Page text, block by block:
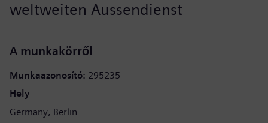
weltweiten Aussendienst
A munkakörről
Munkaazonosító 295235
Hely
Germany Berlin